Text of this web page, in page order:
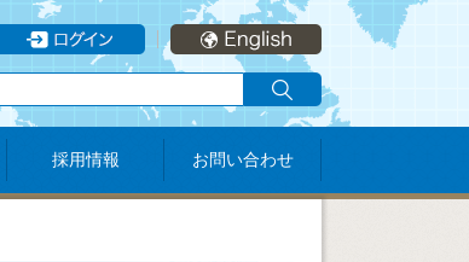
採用情報 お問い合わせ